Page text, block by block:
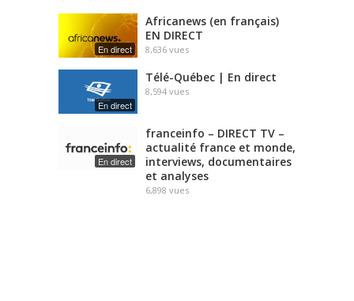
En direct
Africanews (en français)
EN DIRECT
8,636 vues
En direct
Télé-Québec | En direct
8,594 vues
En direct
franceinfo – DIRECT TV –
actualité france et monde,
interviews, documentaires
et analyses
6,898 vues